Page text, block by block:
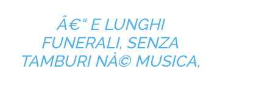
Â€“ E LUNGHI
FUNERALI, SENZA
TAMBURI NÀ© MUSICA,